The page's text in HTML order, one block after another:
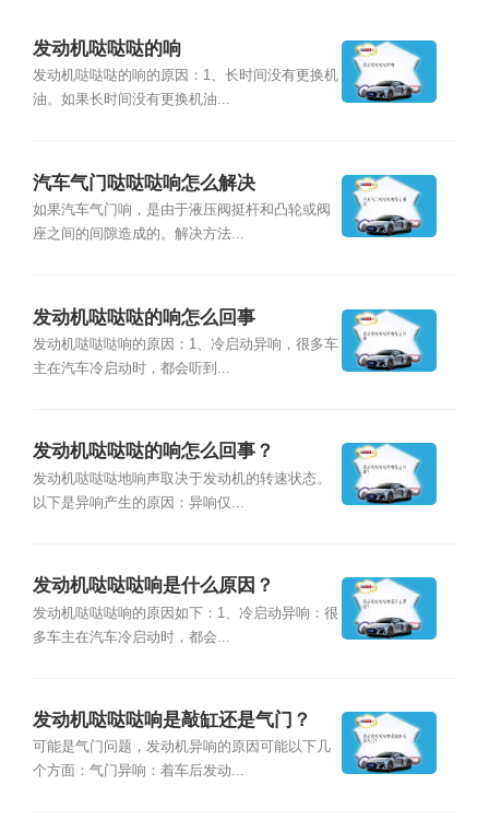
发动机哒哒哒的响
发动机哒哒哒的响的原因：1、长时间没有更换机
油。如果长时间没有更换机油...
汽车气门哒哒哒响怎么解决
如果汽车气门响，是由于液压阀挺杆和凸轮或阀
座之间的间隙造成的。解决方法...
发动机哒哒哒的响怎么回事
发动机哒哒哒响的原因：1、冷启动异响，很多车
主在汽车冷启动时，都会听到...
发动机哒哒哒的响怎么回事？
发动机哒哒哒地响声取决于发动机的转速状态。
以下是异响产生的原因：异响仅...
发动机哒哒哒响是什么原因？
发动机哒哒哒响的原因如下：1、冷启动异响：很
多车主在汽车冷启动时，都会...
发动机哒哒哒响是敲缸还是气门？
可能是气门问题，发动机异响的原因可能以下几
个方面：气门异响：着车后发动...